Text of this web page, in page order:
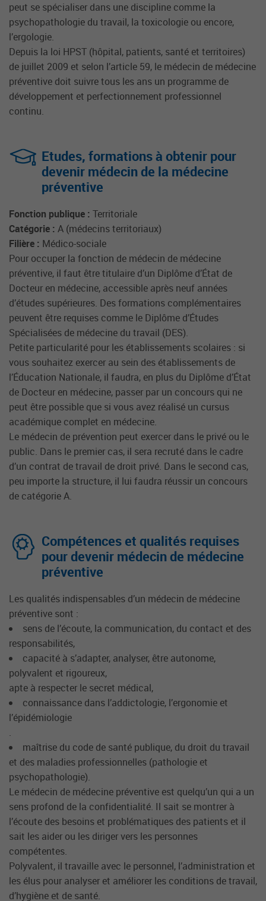
peut se spécialiser dans une discipline comme la
psychopathologie du travail, la toxicologie ou encore,
l’ergologie.
Depuis la loi HPST (hôpital, patients, santé et territoires)
de juillet 2009 et selon l’article 59, le médecin de médecine
préventive doit suivre tous les ans un programme de
développement et perfectionnement professionnel
continu.
Etudes, formations à obtenir pour
devenir médecin de la médecine
préventive
Fonction publique : Territoriale
Catégorie : A (médecins territoriaux)
Filière : Médico-sociale
Pour occuper la fonction de médecin de médecine
préventive, il faut être titulaire d’un Diplôme d’État de
Docteur en médecine, accessible après neuf années
d’études supérieures. Des formations complémentaires
peuvent être requises comme le Diplôme d’Études
Spécialisées de médecine du travail (DES).
Petite particularité pour les établissements scolaires : si
vous souhaitez exercer au sein des établissements de
l’Éducation Nationale, il faudra, en plus du Diplôme d’État
de Docteur en médecine, passer par un concours qui ne
peut être possible que si vous avez réalisé un cursus
académique complet en médecine.
Le médecin de prévention peut exercer dans le privé ou le
public. Dans le premier cas, il sera recruté dans le cadre
d’un contrat de travail de droit privé. Dans le second cas,
peu importe la structure, il lui faudra réussir un concours
de catégorie A.
Compétences et qualités requises
pour devenir médecin de médecine
préventive
Les qualités indispensables d’un médecin de médecine
préventive sont :
sens de l’écoute, la communication, du contact et des
responsabilités,
capacité à s’adapter, analyser, être autonome,
polyvalent et rigoureux,
apte à respecter le secret médical,
connaissance dans l’addictologie, l’ergonomie et
l’épidémiologie
.
maîtrise du code de santé publique, du droit du travail
et des maladies professionnelles (pathologie et
psychopathologie).
Le médecin de médecine préventive est quelqu’un qui a un
sens profond de la confidentialité. Il sait se montrer à
l’écoute des besoins et problématiques des patients et il
sait les aider ou les diriger vers les personnes
compétentes.
Polyvalent, il travaille avec le personnel, l’administration et
les élus pour analyser et améliorer les conditions de travail,
d’hygiène et de santé.